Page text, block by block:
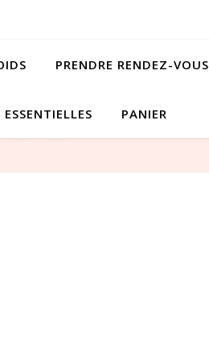
PRENDRE RENDEZ-VOUS
PANIER